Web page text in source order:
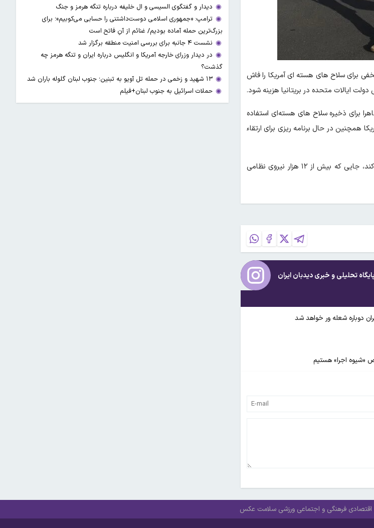
برای سلاح‌ های هسته‌ ای آمریکا را فاش
برای ذخیره سلاح‌ های هسته‌ای استفاده
در حال برنامه‌ ریزی برای ارتقاء
مذکور اضافه کرد: این طرح‌ها، وسعت حضور نظامی و امنیتی آمریکا در انگلیس را برجسته می‌کند، جایی که بیش از ۱۲ هزار نیروی نظامی
تحلیلی و خبریدیدبان ایران
دوباره شعله ور خواهد شد
«شیوه اجرا» هستیم
دیدار و گفتگوی السیسی و ال خلیفه درباره تنگه هرمز و جنگ
ترامپ: «جمهوری اسلامی دوست‌داشتنی را حسابی می‌کوبیم»؛ برای
بزرگ‌ترین حمله آماده بودیم/ غنائم از آنِ فاتح است
نشست ۴ جانبه برای بررسی امنیت منطقه برگزار شد
در دیدار وزرای خارجه آمریکا و انگلیس درباره ایران و تنگه هرمز چه
گذشت؟
۱۳ شهید و زخمی در حمله تل آویو به تبنین؛ جنوب لبنان گلوله باران شد
حملات اسرائیل به جنوب لبنان+فیلم
اقتصادی فرهنگی و اجتماعی ورزشی سلامت عکس